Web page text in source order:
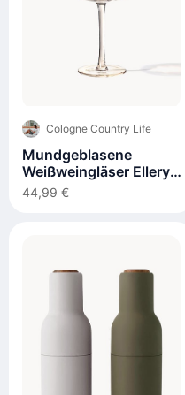
Cologne Country Life
Mundgeblasene
Weißweingläser Ellery,
4er-Set
44,99 €